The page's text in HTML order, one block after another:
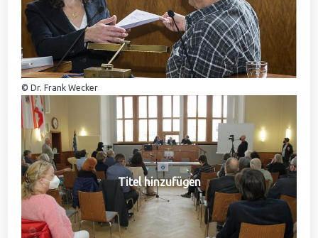
© Dr. Frank Wecker
Titel hinzufügen